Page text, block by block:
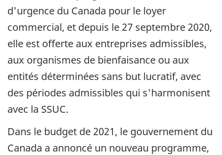
d'urgence du Canada pour le loyer
commercial, et depuis le 27 septembre 2020,
elle est offerte aux entreprises admissibles,
aux organismes de bienfaisance ou aux
entités déterminées sans but lucratif, avec
des périodes admissibles qui s'harmonisent
avec la SSUC.
Dans le budget de 2021, le gouvernement du
Canada a annoncé un nouveau programme,